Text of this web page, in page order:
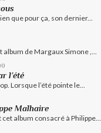
que pour ça, son dernier...
de Margaux Simone ,...
l’été
Lorsque l’été pointe le...
Malhaire
album consacré à Philippe...